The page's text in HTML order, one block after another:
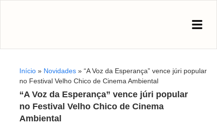
Início » Novidades » “A Voz da Esperança” vence júri popular
no Festival Velho Chico de Cinema Ambiental
“A Voz da Esperança” vence júri popular
no Festival Velho Chico de Cinema
Ambiental